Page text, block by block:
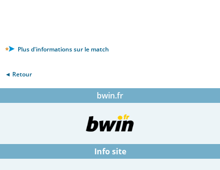
Plus d'informations sur le match
◄ Retour
bwin.fr
Info site